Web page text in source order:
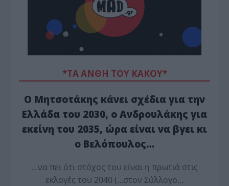
*ΤΑ ΆΝΘΗ ΤΟΥ ΚΑΚΟΎ*
Ο Μητσοτάκης κάνει σχέδια για την
Ελλάδα του 2030, ο Ανδρουλάκης για
εκείνη του 2035, ώρα είναι να βγει κι
ο Βελόπουλος…
…να πει ότι στόχος του είναι η πρωτιά στις
εκλογές του 2040 (…στον Σύλλογο…